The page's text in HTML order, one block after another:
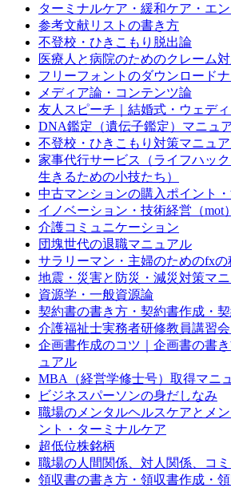
ターミナルケア・緩和ケア・エ
参考文献リストの書き方
不登校・ひきこもり脱出論
医療人と病院のためのクレーム
フリーフォントのダウンロード
メディア論・コンテンツ論
友人スピーチ｜結婚式・ウェデ
DNA鑑定（遺伝子鑑定）マニュ
不登校・ひきこもり対策マニュ
家事代行サービス（ライフハッ
生きるための小技たち）
中古マンションの購入ポイント
イノベーション・技術経営（mot
介護コミュニケーション
団塊世代の退職マニュアル
サラリーマン・主婦のためのfxの
地震・災害と防災・減災対策マ
資源学・一般資源論
契約書の書き方・契約書作成・
介護福祉士実務者研修教員講習
企画書作成のコツ｜企画書の書
ュアル
MBA（経営学修士号）取得マニ
ビジネスパーソンの身だしなみ
職場のメンタルヘルスケアとメ
ント・ターミナルケア
超低位株銘柄
職場の人間関係、対人関係、コ
領収書の書き方・領収書作成・